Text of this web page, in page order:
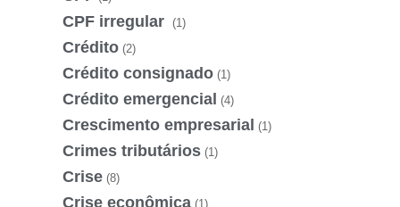
CPF irregular (1)
Crédito (2)
Crédito consignado (1)
Crédito emergencial (4)
Crescimento empresarial (1)
Crimes tributários (1)
Crise (8)
Crise econômica (1)